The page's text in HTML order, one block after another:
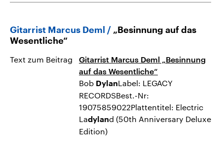
Gitarrist Marcus Deml
„Besinnung auf das
Wesentliche“
Text zum Beitrag
Gitarrist Marcus Deml „Besinnung
auf das Wesentliche“
Bob DylanLabel: LEGACY
RECORDSBest.-Nr:
19075859022Plattentitel: Electric
Ladyland (50th Anniversary Deluxe
Edition)